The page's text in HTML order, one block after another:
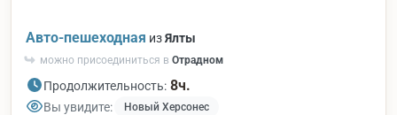
Авто-пешеходная изЯлты
можно присоединиться в Отрадном
Продолжительность: 8ч.
Вы увидите:
Новый Херсонес